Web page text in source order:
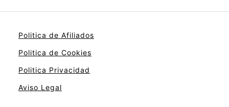
Politica de Afiliados
Politica de Cookies
Politica Privacidad
Aviso Legal